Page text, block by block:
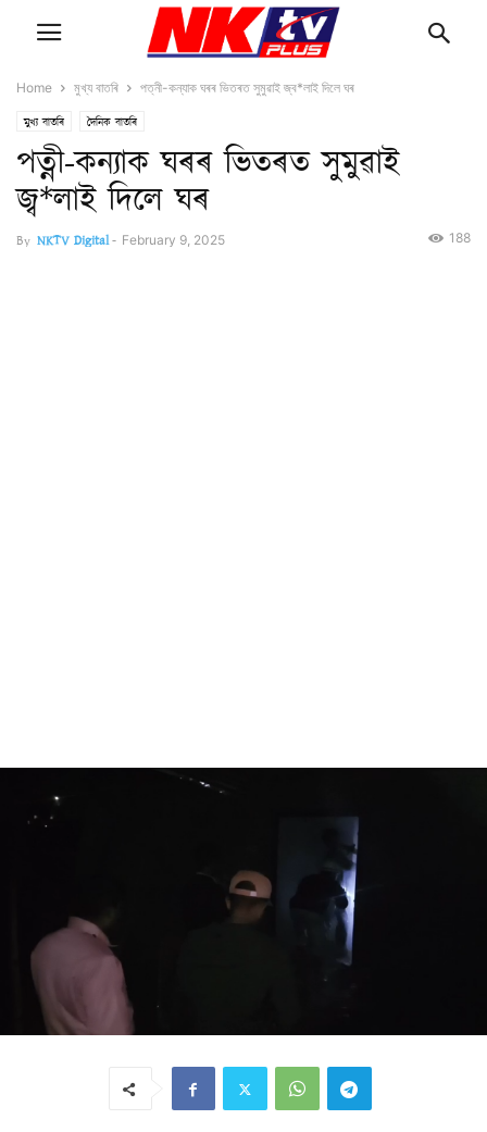
Home মুখ্য বাতৰি পত্নী-কন্যাক ঘৰৰ ভিতৰত সুমুৱাই জ্ব*লাই দিলে ঘৰ
মুখ্য বাতৰি দৈনিক বাতৰি
পত্নী-কন্যাক ঘৰৰ ভিতৰত সুমুৱাই
জ্ব*লাই দিলে ঘৰ
By NKTV Digital- February 9, 2025 188